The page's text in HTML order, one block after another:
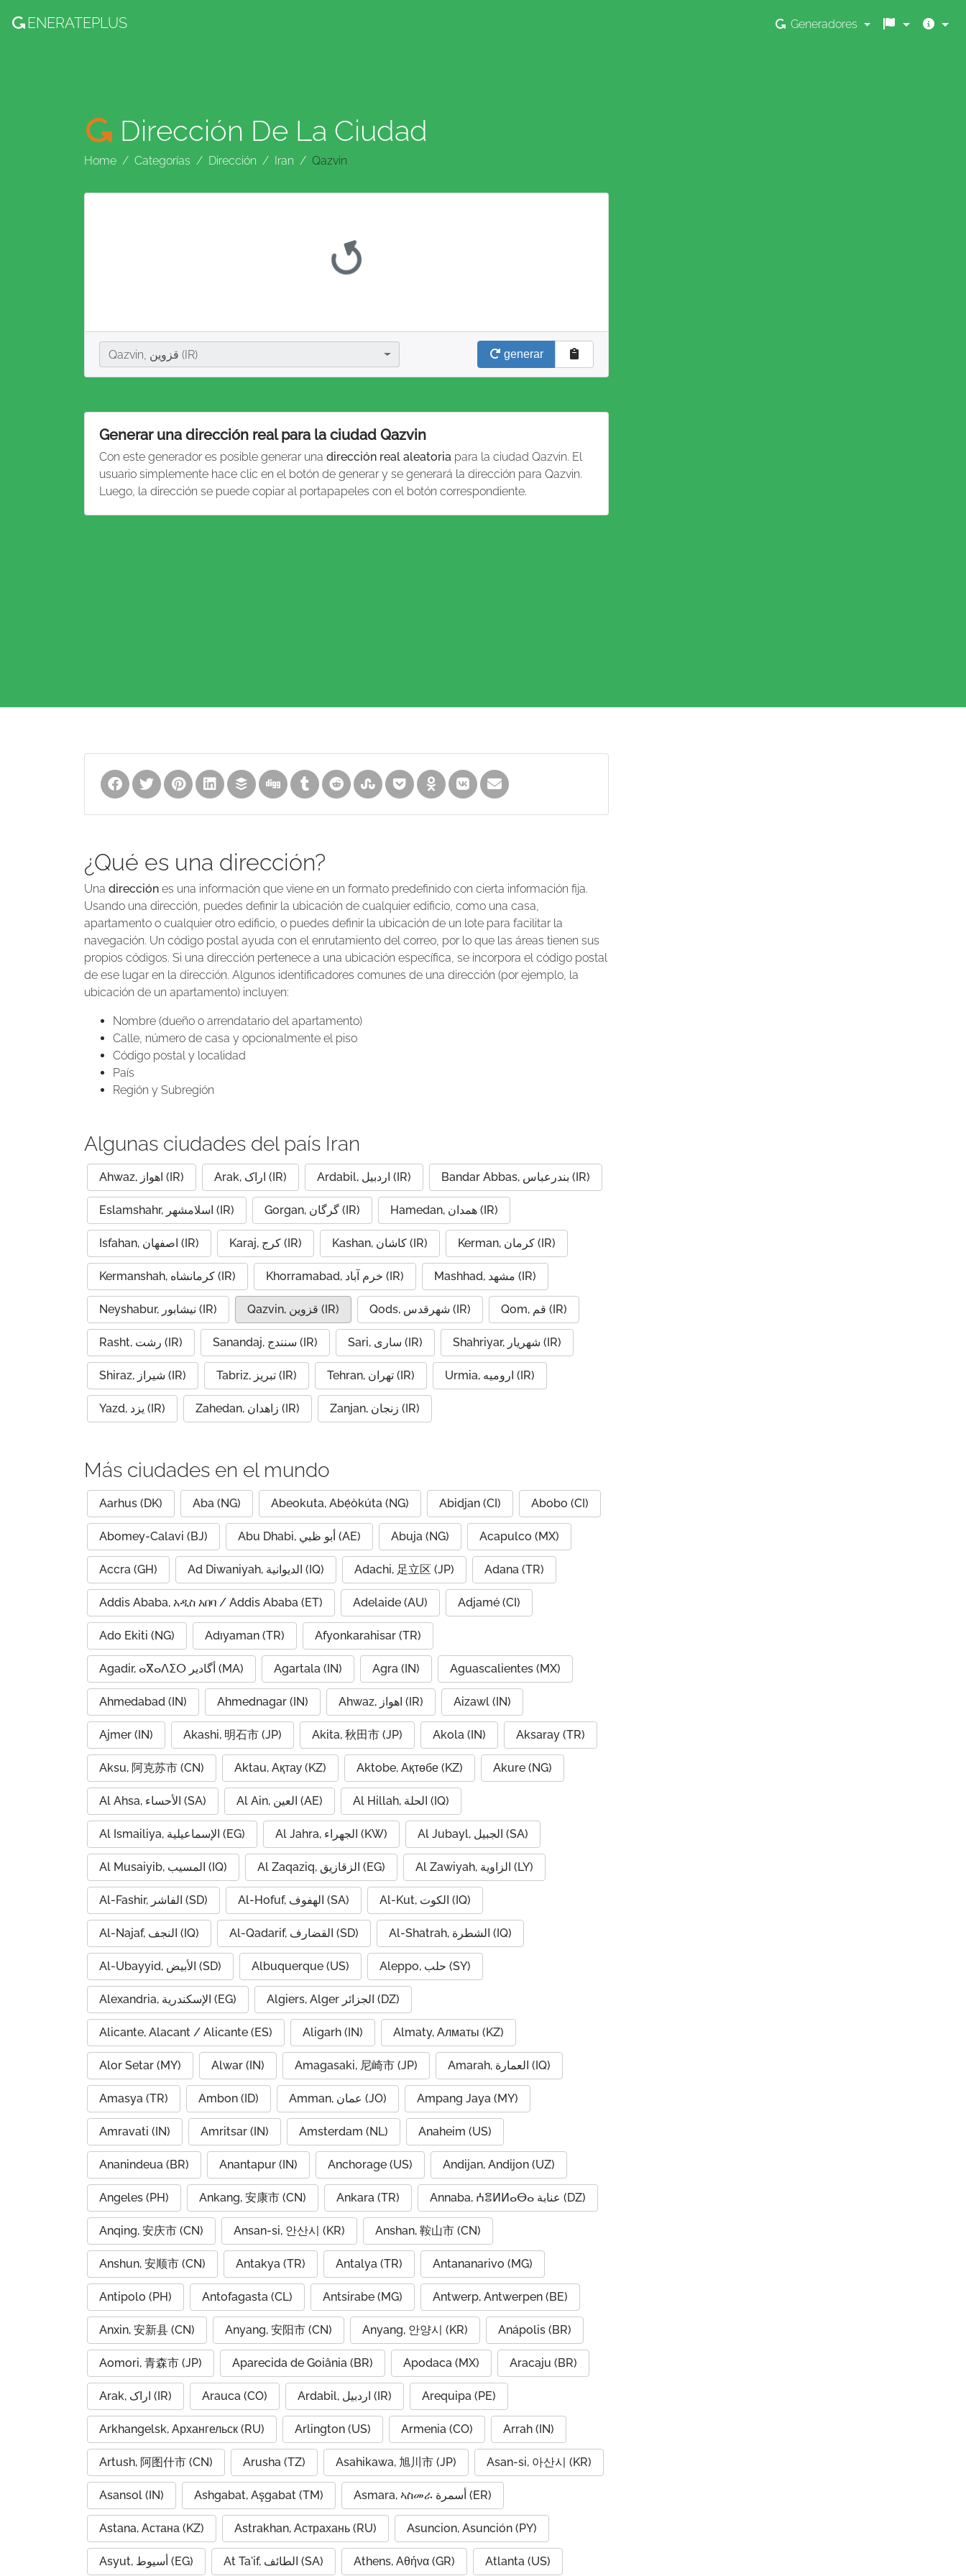
ENERATEPLUS Generadores
Dirección De La Ciudad
Home Categorías Dirección Iran Qazvin
Ciudad
Qazvin, قزوین (IR)
generar
Generar una dirección real para la ciudad Qazvin
Con este generador es posible generar una dirección real aleatoria para la ciudad Qazvin. El
usuario simplemente hace clic en el botón de generar y se generará la dirección para Qazvin.
Luego, la dirección se puede copiar al portapapeles con el botón correspondiente.
¿Qué es una dirección?
Una dirección es una información que viene en un formato predefinido con cierta información fija.
Usando una dirección, puedes definir la ubicación de cualquier edificio, como una casa,
apartamento o cualquier otro edificio, o puedes definir la ubicación de un lote para facilitar la
navegación. Un código postal ayuda con el enrutamiento del correo, por lo que las áreas tienen sus
propios códigos. Si una dirección pertenece a una ubicación específica, se incorpora el código postal
de ese lugar en la dirección. Algunos identificadores comunes de una dirección (por ejemplo, la
ubicación de un apartamento) incluyen:
Nombre (dueño o arrendatario del apartamento)
Calle, número de casa y opcionalmente el piso
Código postal y localidad
País
Región y Subregión
Algunas ciudades del país Iran
Ahwaz, اهواز (IR) Arak, اراک (IR) Ardabil, اردبیل (IR) Bandar Abbas, بندرعباس (IR)
Eslamshahr, اسلامشهر (IR) Gorgan, گرگان (IR) Hamedan, همدان (IR)
Isfahan, اصفهان (IR) Karaj, کرج (IR) Kashan, کاشان (IR) Kerman, کرمان (IR)
Kermanshah, کرمانشاه (IR) Khorramabad, خرم آباد (IR) Mashhad, مشهد (IR)
Neyshabur, نیشابور (IR) Qazvin, قزوین (IR) Qods, شهرقدس (IR) Qom, قم (IR)
Rasht, رشت (IR) Sanandaj, سنندج (IR) Sari, ساری (IR) Shahriyar, شهریار (IR)
Shiraz, شیراز (IR) Tabriz, تبریز (IR) Tehran, تهران (IR) Urmia, ارومیه (IR)
Yazd, یزد (IR) Zahedan, زاهدان (IR) Zanjan, زنجان (IR)
Más ciudades en el mundo
Aarhus (DK) Aba (NG) Abeokuta, Abẹ́òkúta (NG) Abidjan (CI) Abobo (CI)
Abomey-Calavi (BJ) Abu Dhabi, أبو ظبي (AE) Abuja (NG) Acapulco (MX)
Accra (GH) Ad Diwaniyah, الديوانية (IQ) Adachi, 足立区 (JP) Adana (TR)
Addis Ababa, አዲስ አበባ / Addis Ababa (ET) Adelaide (AU) Adjamé (CI)
Ado Ekiti (NG) Adıyaman (TR) Afyonkarahisar (TR)
Agadir, ⴰⴳⴰⴷⵉⵔ أگادیر (MA) Agartala (IN) Agra (IN) Aguascalientes (MX)
Ahmedabad (IN) Ahmednagar (IN) Ahwaz, اهواز (IR) Aizawl (IN)
Ajmer (IN) Akashi, 明石市 (JP) Akita, 秋田市 (JP) Akola (IN) Aksaray (TR)
Aksu, 阿克苏市 (CN) Aktau, Ақтау (KZ) Aktobe, Ақтөбе (KZ) Akure (NG)
Al Ahsa, الأحساء (SA) Al Ain, العين (AE) Al Hillah, الحلة (IQ)
Al Ismailiya, الإسماعيلية (EG) Al Jahra, الجهراء (KW) Al Jubayl, الجبيل (SA)
Al Musaiyib, المسيب (IQ) Al Zaqaziq, الزقازيق (EG) Al Zawiyah, الزاوية (LY)
Al-Fashir, الفاشر (SD) Al-Hofuf, الهفوف (SA) Al-Kut, الكوت (IQ)
Al-Najaf, النجف (IQ) Al-Qadarif, القضارف (SD) Al-Shatrah, الشطرة (IQ)
Al-Ubayyid, الأبيض (SD) Albuquerque (US) Aleppo, حلب (SY)
Alexandria, الإسكندرية (EG) Algiers, Alger الجزائر (DZ)
Alicante, Alacant / Alicante (ES) Aligarh (IN) Almaty, Алматы (KZ)
Alor Setar (MY) Alwar (IN) Amagasaki, 尼崎市 (JP) Amarah, العمارة (IQ)
Amasya (TR) Ambon (ID) Amman, عمان (JO) Ampang Jaya (MY)
Amravati (IN) Amritsar (IN) Amsterdam (NL) Anaheim (US)
Ananindeua (BR) Anantapur (IN) Anchorage (US) Andijan, Andijon (UZ)
Angeles (PH) Ankang, 安康市 (CN) Ankara (TR) Annaba, ⵄⴻⵍⵍⴰⴱⴰ عنابة (DZ)
Anqing, 安庆市 (CN) Ansan-si, 안산시 (KR) Anshan, 鞍山市 (CN)
Anshun, 安顺市 (CN) Antakya (TR) Antalya (TR) Antananarivo (MG)
Antipolo (PH) Antofagasta (CL) Antsirabe (MG) Antwerp, Antwerpen (BE)
Anxin, 安新县 (CN) Anyang, 安阳市 (CN) Anyang, 안양시 (KR) Anápolis (BR)
Aomori, 青森市 (JP) Aparecida de Goiânia (BR) Apodaca (MX) Aracaju (BR)
Arak, اراک (IR) Arauca (CO) Ardabil, اردبیل (IR) Arequipa (PE)
Arkhangelsk, Архангельск (RU) Arlington (US) Armenia (CO) Arrah (IN)
Artush, 阿图什市 (CN) Arusha (TZ) Asahikawa, 旭川市 (JP) Asan-si, 아산시 (KR)
Asansol (IN) Ashgabat, Aşgabat (TM) Asmara, ኣስመራ أسمرة (ER)
Astana, Астана (KZ) Astrakhan, Астрахань (RU) Asuncion, Asunción (PY)
Asyut, أسيوط (EG) At Ta'if, الطائف (SA) Athens, Αθήνα (GR) Atlanta (US)